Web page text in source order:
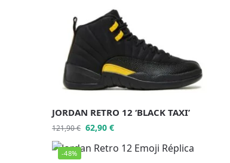
JORDAN RETRO 12 ‘BLACK TAXI’
121,90€ 62,90 €
-48%